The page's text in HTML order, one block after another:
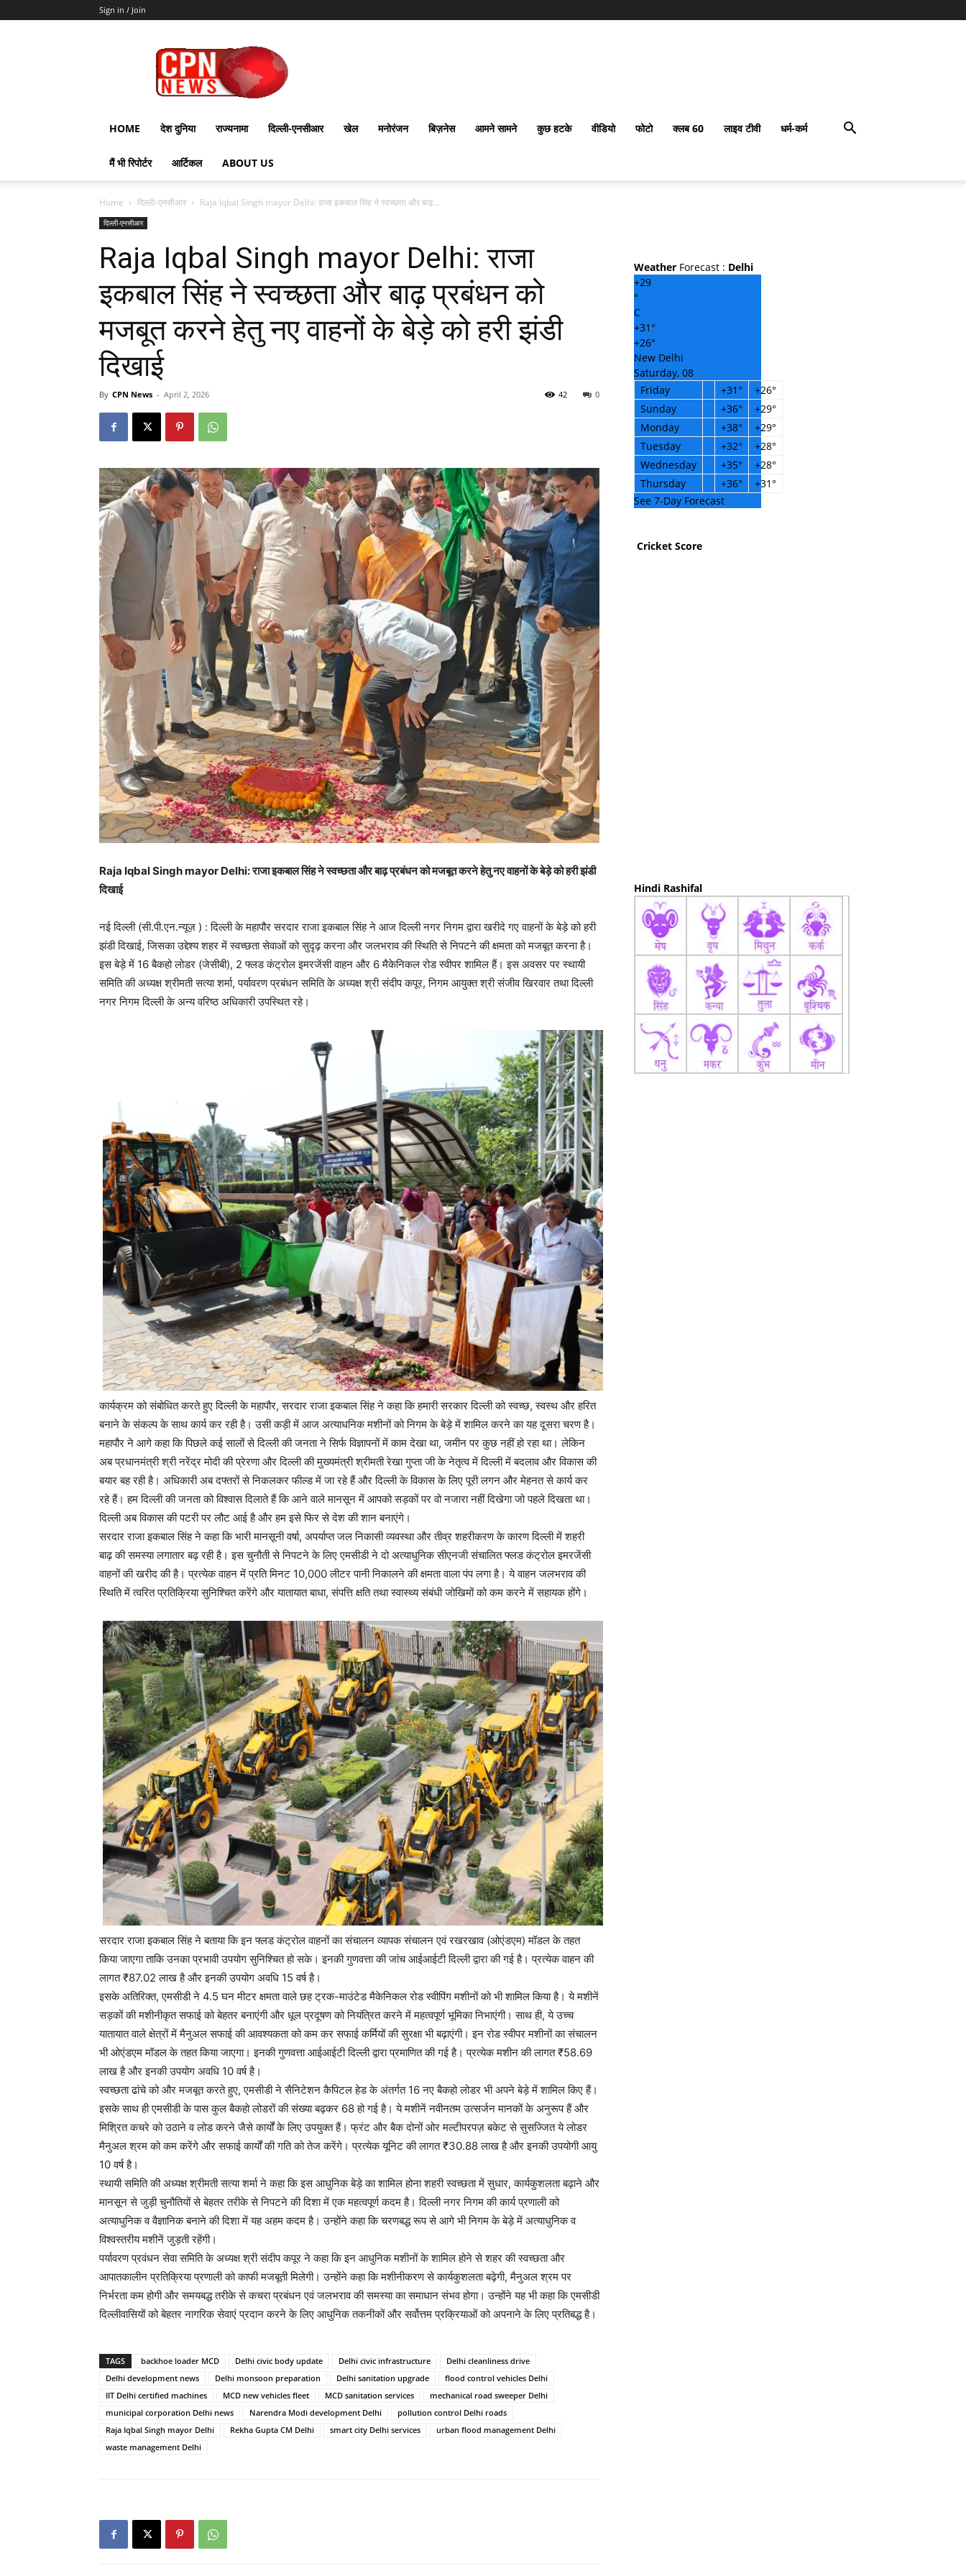
Sign in / Join
CPN
News
HOME देश दुनिया राज्यनामा दिल्ली-एनसीआर खेल मनोरंजन बिज़नेस आमने सामने कुछ हटके वीडियो फोटो क्लब 60 लाइव टीवी धर्म-कर्म
मैं भी रिपोर्टर आर्टिकल ABOUT US
Home दिल्ली-एनसीआर Raja Iqbal Singh mayor Delhi: राजा इकबाल सिंह ने स्वच्छता और बाढ़...
दिल्ली-एनसीआर
Raja Iqbal Singh mayor Delhi: राजा
इकबाल सिंह ने स्वच्छता और बाढ़ प्रबंधन को
मजबूत करने हेतु नए वाहनों के बेड़े को हरी झंडी
दिखाई
By CPN News - April 2, 2026 0
42
Raja Iqbal Singh mayor Delhi: राजा इकबाल सिंह ने स्वच्छता और बाढ़ प्रबंधन को मजबूत करने हेतु नए वाहनों के बेड़े को हरी झंडी
दिखाई
नई दिल्ली (सी.पी.एन.न्यूज़ ) : दिल्ली के महापौर सरदार राजा इकबाल सिंह ने आज दिल्ली नगर निगम द्वारा खरीदे गए वाहनों के बेड़े को हरी
झंडी दिखाई, जिसका उद्देश्य शहर में स्वच्छता सेवाओं को सुदृढ़ करना और जलभराव की स्थिति से निपटने की क्षमता को मजबूत करना है।
इस बेड़े में 16 बैकहो लोडर (जेसीबी), 2 फ्लड कंट्रोल इमरजेंसी वाहन और 6 मैकेनिकल रोड स्वीपर शामिल हैं। इस अवसर पर स्थायी
समिति की अध्यक्ष श्रीमती सत्या शर्मा, पर्यावरण प्रबंधन समिति के अध्यक्ष श्री संदीप कपूर, निगम आयुक्त श्री संजीव खिरवार तथा दिल्ली
नगर निगम दिल्ली के अन्य वरिष्ठ अधिकारी उपस्थित रहे।
कार्यक्रम को संबोधित करते हुए दिल्ली के महापौर, सरदार राजा इकबाल सिंह ने कहा कि हमारी सरकार दिल्ली को स्वच्छ, स्वस्थ और हरित
बनाने के संकल्प के साथ कार्य कर रही है। उसी कड़ी में आज अत्याधनिक मशीनों को निगम के बेड़े में शामिल करने का यह दूसरा चरण है।
महापौर ने आगे कहा कि पिछले कई सालों से दिल्ली की जनता ने सिर्फ विज्ञापनों में काम देखा था, जमीन पर कुछ नहीं हो रहा था। लेकिन
अब प्रधानमंत्री श्री नरेंद्र मोदी की प्रेरणा और दिल्ली की मुख्यमंत्री श्रीमती रेखा गुप्ता जी के नेतृत्व में दिल्ली में बदलाव और विकास की
बयार बह रही है। अधिकारी अब दफ्तरों से निकलकर फील्ड में जा रहे हैं और दिल्ली के विकास के लिए पूरी लगन और मेहनत से कार्य कर
रहे हैं। हम दिल्ली की जनता को विश्वास दिलाते हैं कि आने वाले मानसून में आपको सड़कों पर वो नजारा नहीं दिखेगा जो पहले दिखता था।
दिल्ली अब विकास की पटरी पर लौट आई है और हम इसे फिर से देश की शान बनाएंगे।
सरदार राजा इकबाल सिंह ने कहा कि भारी मानसूनी वर्षा, अपर्याप्त जल निकासी व्यवस्था और तीव्र शहरीकरण के कारण दिल्ली में शहरी
बाढ़ की समस्या लगातार बढ़ रही है। इस चुनौती से निपटने के लिए एमसीडी ने दो अत्याधुनिक सीएनजी संचालित फ्लड कंट्रोल इमरजेंसी
वाहनों की खरीद की है। प्रत्येक वाहन में प्रति मिनट 10,000 लीटर पानी निकालने की क्षमता वाला पंप लगा है। ये वाहन जलभराव की
स्थिति में त्वरित प्रतिक्रिया सुनिश्चित करेंगे और यातायात बाधा, संपत्ति क्षति तथा स्वास्थ्य संबंधी जोखिमों को कम करने में सहायक होंगे।
सरदार राजा इकबाल सिंह ने बताया कि इन फ्लड कंट्रोल वाहनों का संचालन व्यापक संचालन एवं रखरखाव (ओएंडएम) मॉडल के तहत
किया जाएगा ताकि उनका प्रभावी उपयोग सुनिश्चित हो सके। इनकी गुणवत्ता की जांच आईआईटी दिल्ली द्वारा की गई है। प्रत्येक वाहन की
लागत ₹87.02 लाख है और इनकी उपयोग अवधि 15 वर्ष है।
इसके अतिरिक्त, एमसीडी ने 4.5 घन मीटर क्षमता वाले छह ट्रक-माउंटेड मैकेनिकल रोड स्वीपिंग मशीनों को भी शामिल किया है। ये मशीनें
सड़कों की मशीनीकृत सफाई को बेहतर बनाएंगी और धूल प्रदूषण को नियंत्रित करने में महत्वपूर्ण भूमिका निभाएंगी। साथ ही, ये उच्च
यातायात वाले क्षेत्रों में मैनुअल सफाई की आवश्यकता को कम कर सफाई कर्मियों की सुरक्षा भी बढ़ाएंगी। इन रोड स्वीपर मशीनों का संचालन
भी ओएंडएम मॉडल के तहत किया जाएगा। इनकी गुणवत्ता आईआईटी दिल्ली द्वारा प्रमाणित की गई है। प्रत्येक मशीन की लागत ₹58.69
लाख है और इनकी उपयोग अवधि 10 वर्ष है।
स्वच्छता ढांचे को और मजबूत करते हुए, एमसीडी ने सैनिटेशन कैपिटल हेड के अंतर्गत 16 नए बैकहो लोडर भी अपने बेड़े में शामिल किए हैं।
इसके साथ ही एमसीडी के पास कुल बैकहो लोडरों की संख्या बढ़कर 68 हो गई है। ये मशीनें नवीनतम उत्सर्जन मानकों के अनुरूप हैं और
मिश्रित कचरे को उठाने व लोड करने जैसे कार्यों के लिए उपयुक्त हैं। फ्रंट और बैक दोनों ओर मल्टीपरपज़ बकेट से सुसज्जित ये लोडर
मैनुअल श्रम को कम करेंगे और सफाई कार्यों की गति को तेज करेंगे। प्रत्येक यूनिट की लागत ₹30.88 लाख है और इनकी उपयोगी आयु
10 वर्ष है।
स्थायी समिति की अध्यक्ष श्रीमती सत्या शर्मा ने कहा कि इस आधुनिक बेड़े का शामिल होना शहरी स्वच्छता में सुधार, कार्यकुशलता बढ़ाने और
मानसून से जुड़ी चुनौतियों से बेहतर तरीके से निपटने की दिशा में एक महत्वपूर्ण कदम है। दिल्ली नगर निगम की कार्य प्रणाली को
अत्याधुनिक व वैज्ञानिक बनाने की दिशा में यह अहम कदम है। उन्होंने कहा कि चरणबद्ध रूप से आगे भी निगम के बेड़े में अत्याधुनिक व
विश्वस्तरीय मशीनें जुड़ती रहेंगी।
पर्यावरण प्रवंधन सेवा समिति के अध्यक्ष श्री संदीप कपूर ने कहा कि इन आधुनिक मशीनों के शामिल होने से शहर की स्वच्छता और
आपातकालीन प्रतिक्रिया प्रणाली को काफी मजबूती मिलेगी। उन्होंने कहा कि मशीनीकरण से कार्यकुशलता बढ़ेगी, मैनुअल श्रम पर
निर्भरता कम होगी और समयबद्ध तरीके से कचरा प्रबंधन एवं जलभराव की समस्या का समाधान संभव होगा। उन्होंने यह भी कहा कि एमसीडी
दिल्लीवासियों को बेहतर नागरिक सेवाएं प्रदान करने के लिए आधुनिक तकनीकों और सर्वोत्तम प्रक्रियाओं को अपनाने के लिए प्रतिबद्ध है।
TAGS backhoe loader MCD Delhi civic body update Delhi civic infrastructure
Delhi cleanliness drive
Delhi development news
Delhi monsoon preparation Delhi sanitation upgrade
flood control vehicles Delhi
IIT Delhi certified machines
MCD new vehicles fleet MCD sanitation services
mechanical road sweeper Delhi
municipal corporation Delhi news
Narendra Modi development Delhi
pollution control Delhi roads
Raja Iqbal Singh mayor Delhi
Rekha Gupta CM Delhi smart city Delhi services
urban flood management Delhi
waste management Delhi
Weather Forecast : Delhi
+29
°
C
+31°
+26°
New Delhi
Saturday, 08
Friday
+31° +26°
Sunday
+36° +29°
Monday
+38° +29°
Tuesday
+32° +28°
Wednesday
+35° +28°
Thursday
+36° +31°
See 7-Day Forecast
Cricket Score
Hindi Rashifal